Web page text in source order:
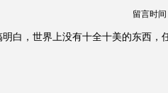
留言时间
白，世界上没有十全十美的东西，